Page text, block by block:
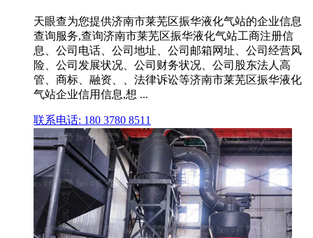
天眼查为您提供济南市莱芜区振华液化气站的企业信息
查询服务,查询济南市莱芜区振华液化气站工商注册信
息、公司电话、公司地址、公司邮箱网址、公司经营风
险、公司发展状况、公司财务状况、公司股东法人高
管、商标、融资、、法律诉讼等济南市莱芜区振华液化
气站企业信用信息,想 ...
联系电话: 180 3780 8511